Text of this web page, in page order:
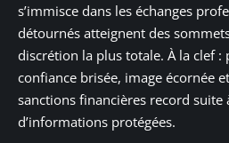
s’immisce dans les échanges
détournés atteignent des
discrétion la plus totale. À la clef :
confiance brisée, image écornée
sanctions financières record suite
d’informations protégées.